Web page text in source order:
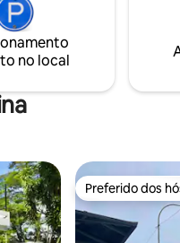
churrasco, área
jardim para
Esta
de self check-
no local
Preferido dos
Preferido dos